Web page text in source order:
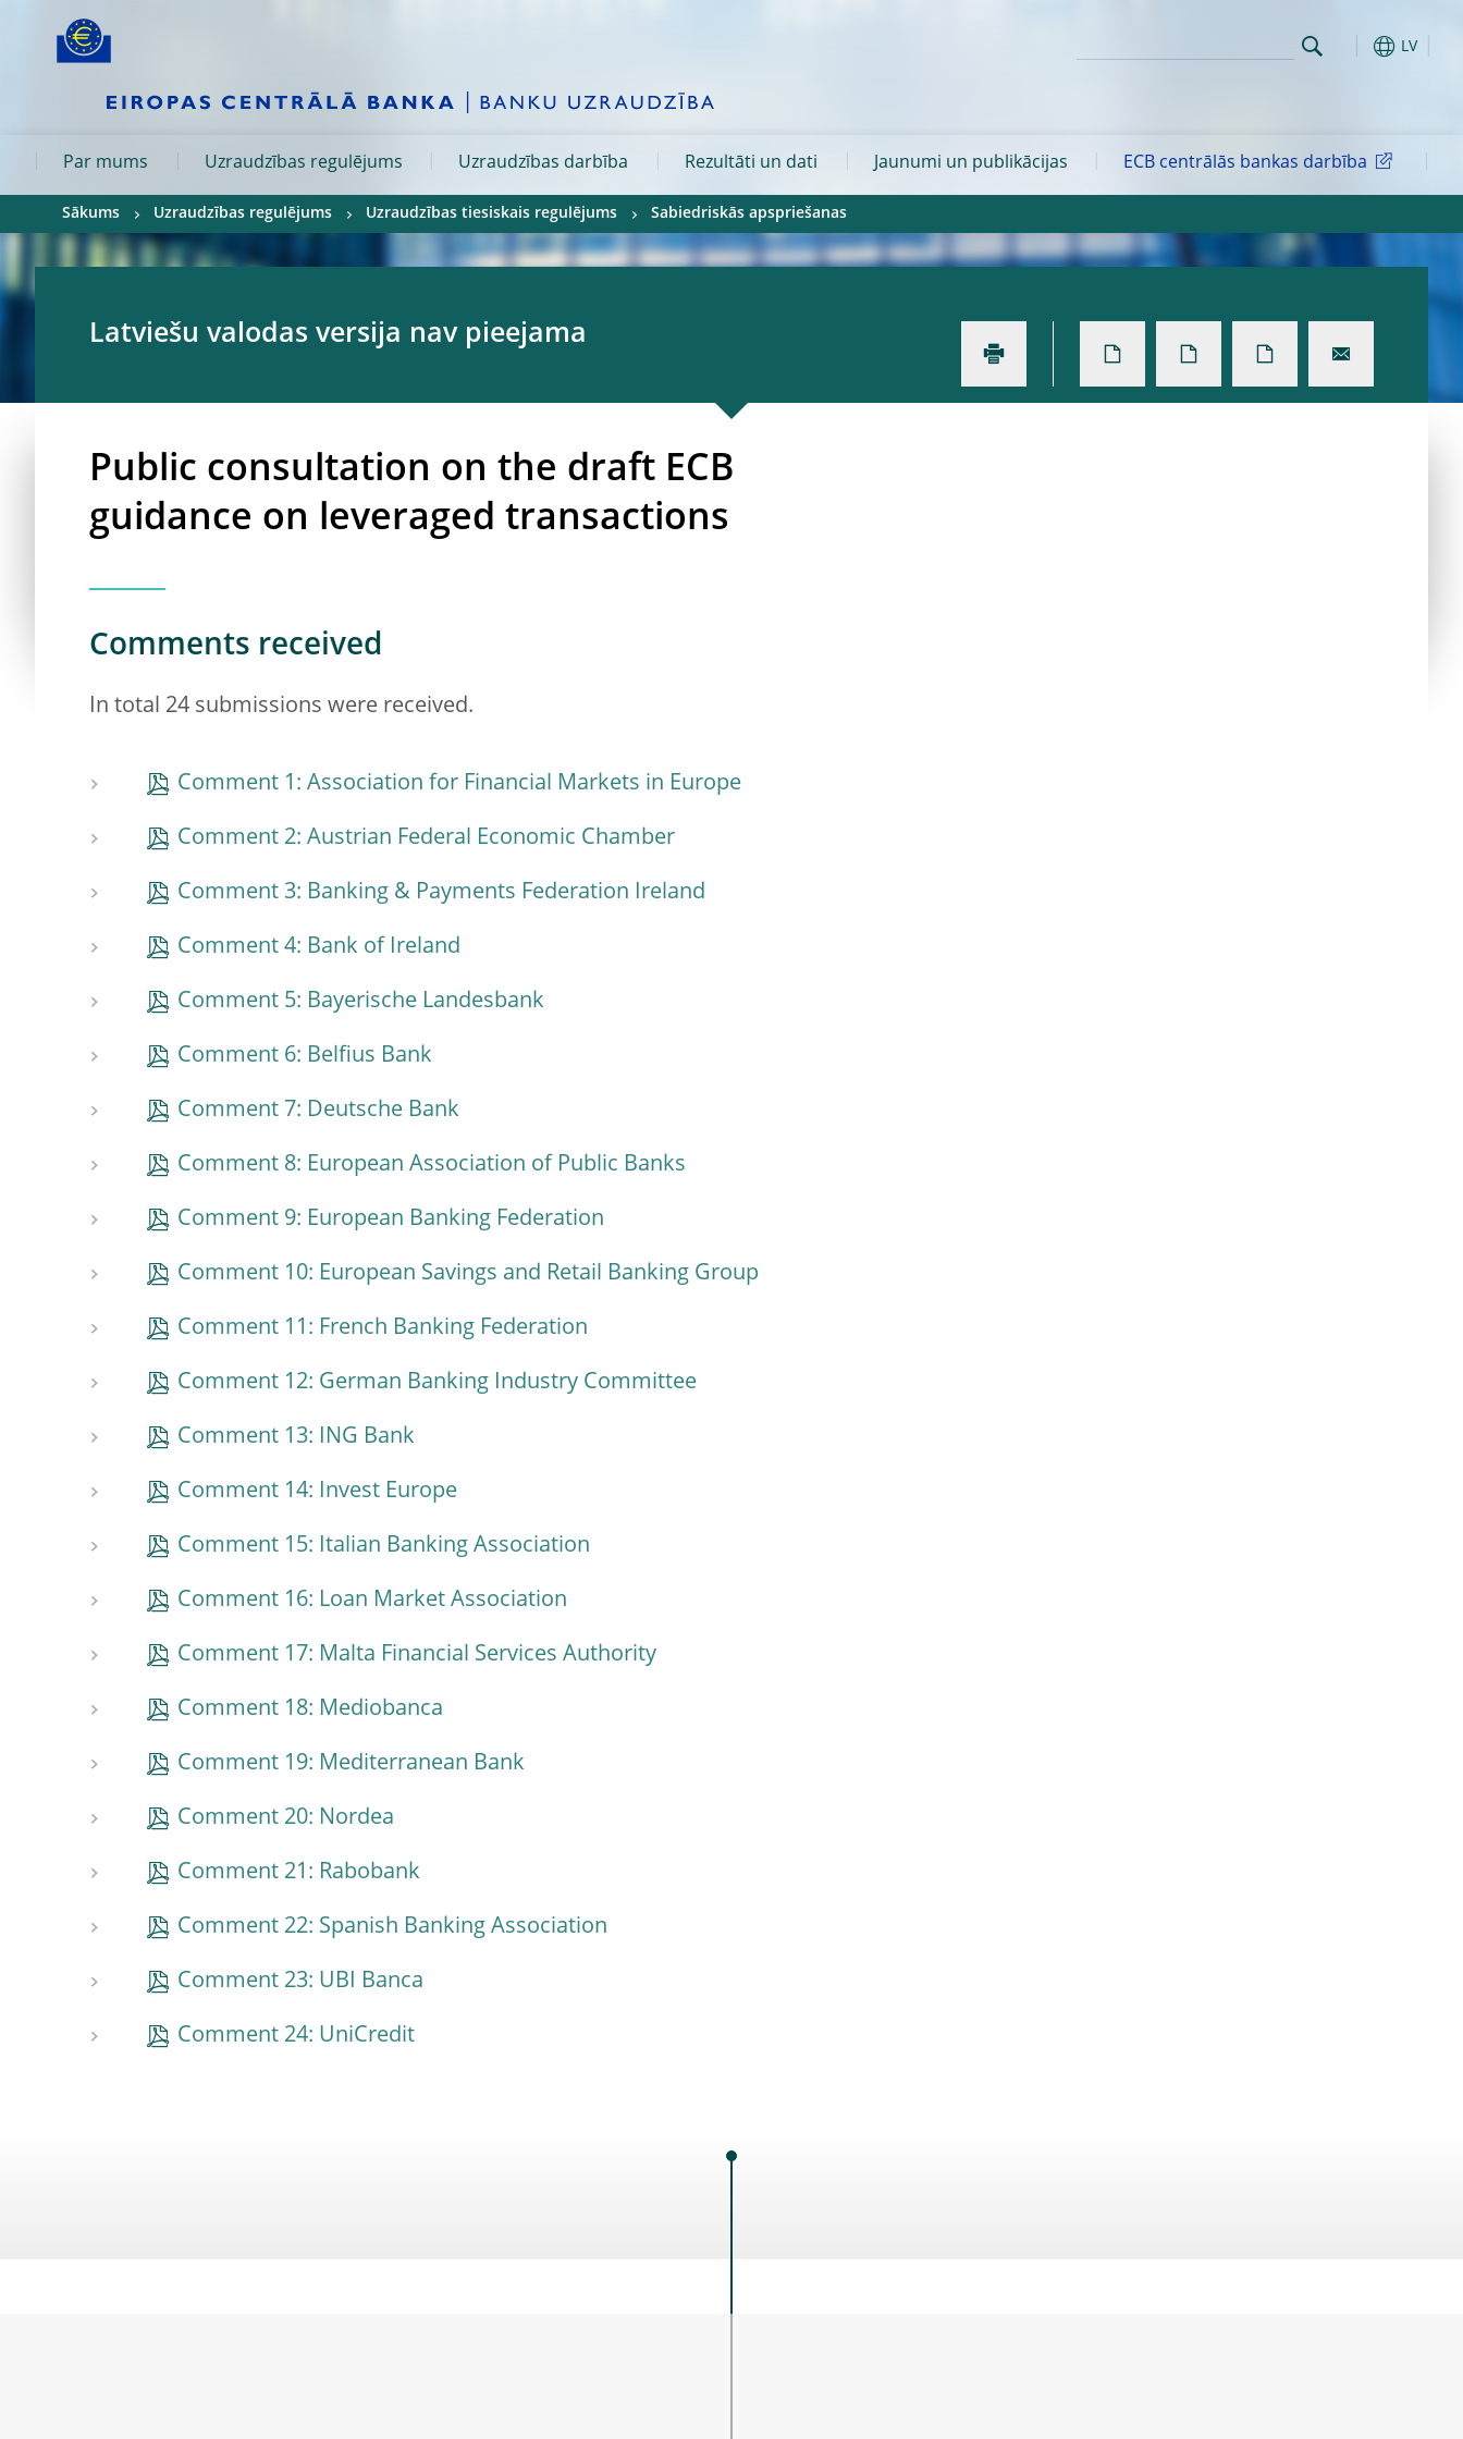
Skip to:
LV
Par mums Uzraudzības regulējums Uzraudzības darbība Rezultāti un dati Jaunumi un publikācijas ECB centrālās bankas darbība
Sākums Uzraudzības regulējums Uzraudzības tiesiskais regulējums Sabiedriskās apspriešanas
Latviešu valodas versija nav pieejama
Public consultation on the draft ECB
guidance on leveraged transactions
Comments received
In total 24 submissions were received.
Comment 1: Association for Financial Markets in Europe
Comment 2: Austrian Federal Economic Chamber
Comment 3: Banking & Payments Federation Ireland
Comment 4: Bank of Ireland
Comment 5: Bayerische Landesbank
Comment 6: Belfius Bank
Comment 7: Deutsche Bank
Comment 8: European Association of Public Banks
Comment 9: European Banking Federation
Comment 10: European Savings and Retail Banking Group
Comment 11: French Banking Federation
Comment 12: German Banking Industry Committee
Comment 13: ING Bank
Comment 14: Invest Europe
Comment 15: Italian Banking Association
Comment 16: Loan Market Association
Comment 17: Malta Financial Services Authority
Comment 18: Mediobanca
Comment 19: Mediterranean Bank
Comment 20: Nordea
Comment 21: Rabobank
Comment 22: Spanish Banking Association
Comment 23: UBI Banca
Comment 24: UniCredit